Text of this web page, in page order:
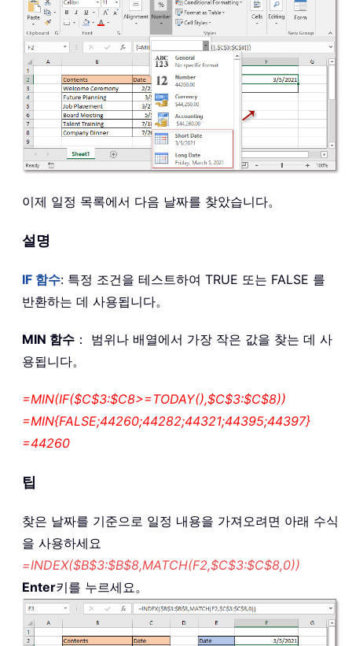
이제 일정 목록에서 다음 날짜를 찾았습니다。
설명
IF 함수: 특정 조건을 테스트하여 TRUE 또는 FALSE 를
반환하는 데 사용됩니다。
MIN 함수 ： 범위나 배열에서 가장 작은 값을 찾는 데 사
용됩니다。
=MIN(IF($C$3:$C8>=TODAY(),$C$3:$C$8))
=MIN{FALSE;44260;44282;44321;44395;44397}
=44260
팁
찾은 날짜를 기준으로 일정 내용을 가져오려면 아래 수식
을 사용하세요
=INDEX($B$3:$B$8,MATCH(F2,$C$3:$C$8,0))
Enter키를 누르세요。